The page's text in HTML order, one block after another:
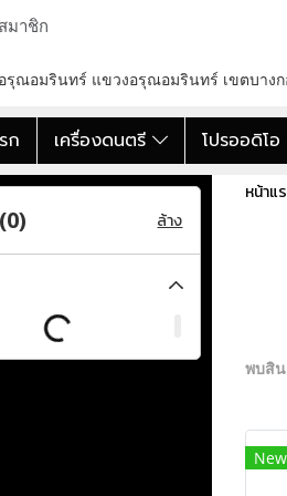
มาชิก
อรุณอมรินทร์ แขวงอรุณอมรินทร์ เขตบางก
ก เครื่องดนตรี โปรออดิโอ
หน้าแ
พบสิ
New
0) ล้าง